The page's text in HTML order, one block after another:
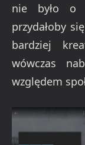
nie było o
przydałoby
bardziej
wówczas
względem